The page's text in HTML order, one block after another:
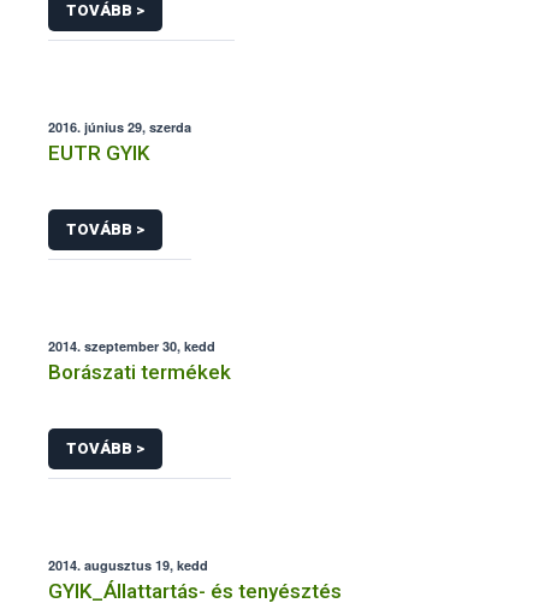
TOVÁBB >
2016. június 29, szerda
EUTR GYIK
TOVÁBB >
2014. szeptember 30, kedd
Borászati termékek
TOVÁBB >
2014. augusztus 19, kedd
GYIK_Állattartás- és tenyésztés